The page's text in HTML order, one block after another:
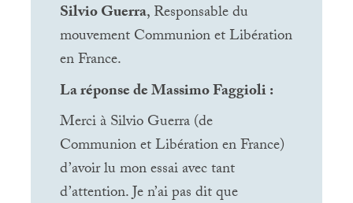
Silvio Guerra, Responsable du
mouvement Communion et Libération
en France.
La réponse de Massimo Faggioli :
Merci à Silvio Guerra (de
Communion et Libération en France)
d’avoir lu mon essai avec tant
d’attention. Je n’ai pas dit que